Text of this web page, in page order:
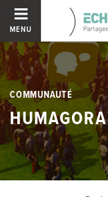
MENU
COMMUNAUTÉ
HUMAGORA